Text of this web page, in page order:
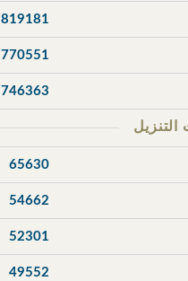
819181
770551
746363
65630
54662
52301
49552